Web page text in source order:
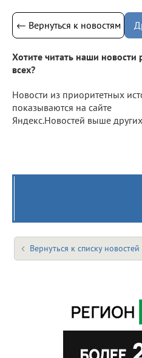
← Вернуться к новостям
Хотите читать наши новости
всех?
Новости из приоритетных
показываются на сайте
Яндекс.Новостей выше других
Вернуться к списку новостей